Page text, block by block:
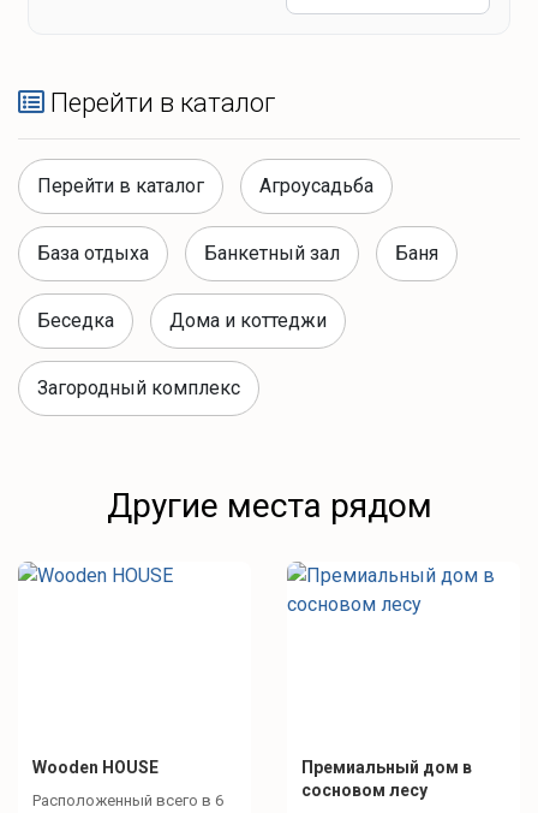
Перейти в каталог
Перейти в каталог Агроусадьба
База отдыха Банкетный зал Баня
Беседка Дома и коттеджи
Загородный комплекс
Другие места рядом
Wooden HOUSE
Расположенный всего в 6
Премиальный дом в
сосновом лесу